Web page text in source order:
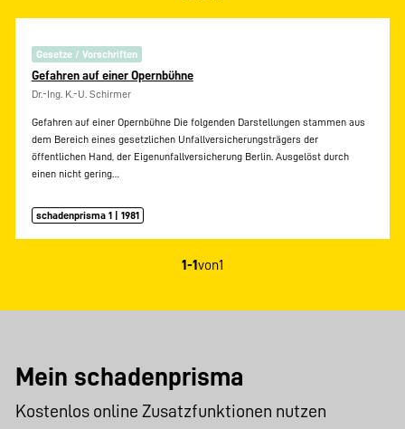
Gesetze / Vorschriften
Gefahren auf einer Opernbühne
Dr.-Ing. K.-U. Schirmer
Gefahren auf einer Opernbühne Die folgenden Darstellungen stammen aus
dem Bereich eines gesetzlichen Unfallversicherungsträgers der
öffentlichen Hand, der Eigenunfallversicherung Berlin. Ausgelöst durch
einen nicht gering…
schadenprisma 1 | 1981
1-1von1
Mein schadenprisma
Kostenlos online Zusatzfunktionen nutzen